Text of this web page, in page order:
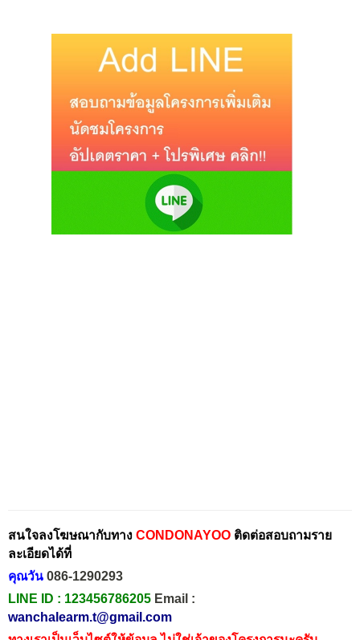
สนใจลงโฆษณากับทาง CONDONAYOO ติดต่อสอบถามราย
ละเอียดได้ที่
คุณวัน 086-1290293
LINE ID : 123456786205 Email :
wanchalearm.t@gmail.com